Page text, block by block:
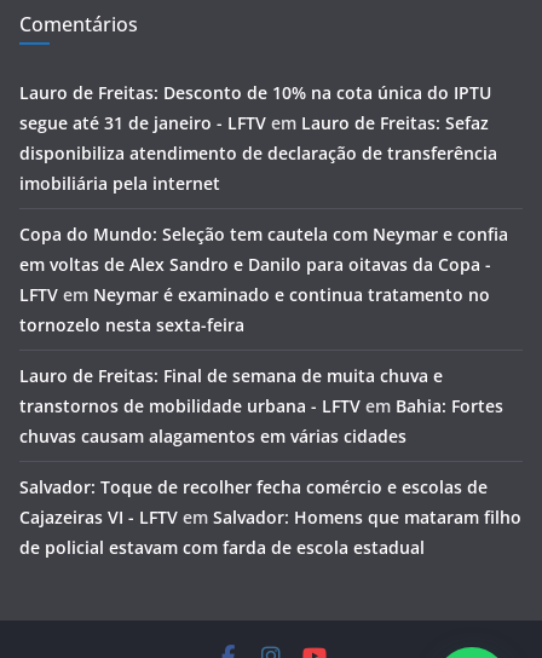
Comentários
Lauro de Freitas: Desconto de 10% na cota única do IPTU
segue até 31 de janeiro - LFTV em Lauro de Freitas: Sefaz
disponibiliza atendimento de declaração de transferência
imobiliária pela internet
Copa do Mundo: Seleção tem cautela com Neymar e confia
em voltas de Alex Sandro e Danilo para oitavas da Copa -
LFTV em Neymar é examinado e continua tratamento no
tornozelo nesta sexta-feira
Lauro de Freitas: Final de semana de muita chuva e
transtornos de mobilidade urbana - LFTV em Bahia: Fortes
chuvas causam alagamentos em várias cidades
Salvador: Toque de recolher fecha comércio e escolas de
Cajazeiras VI - LFTV em Salvador: Homens que mataram filho
de policial estavam com farda de escola estadual